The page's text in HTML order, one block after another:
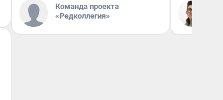
Команда проекта
«Редколлегия»